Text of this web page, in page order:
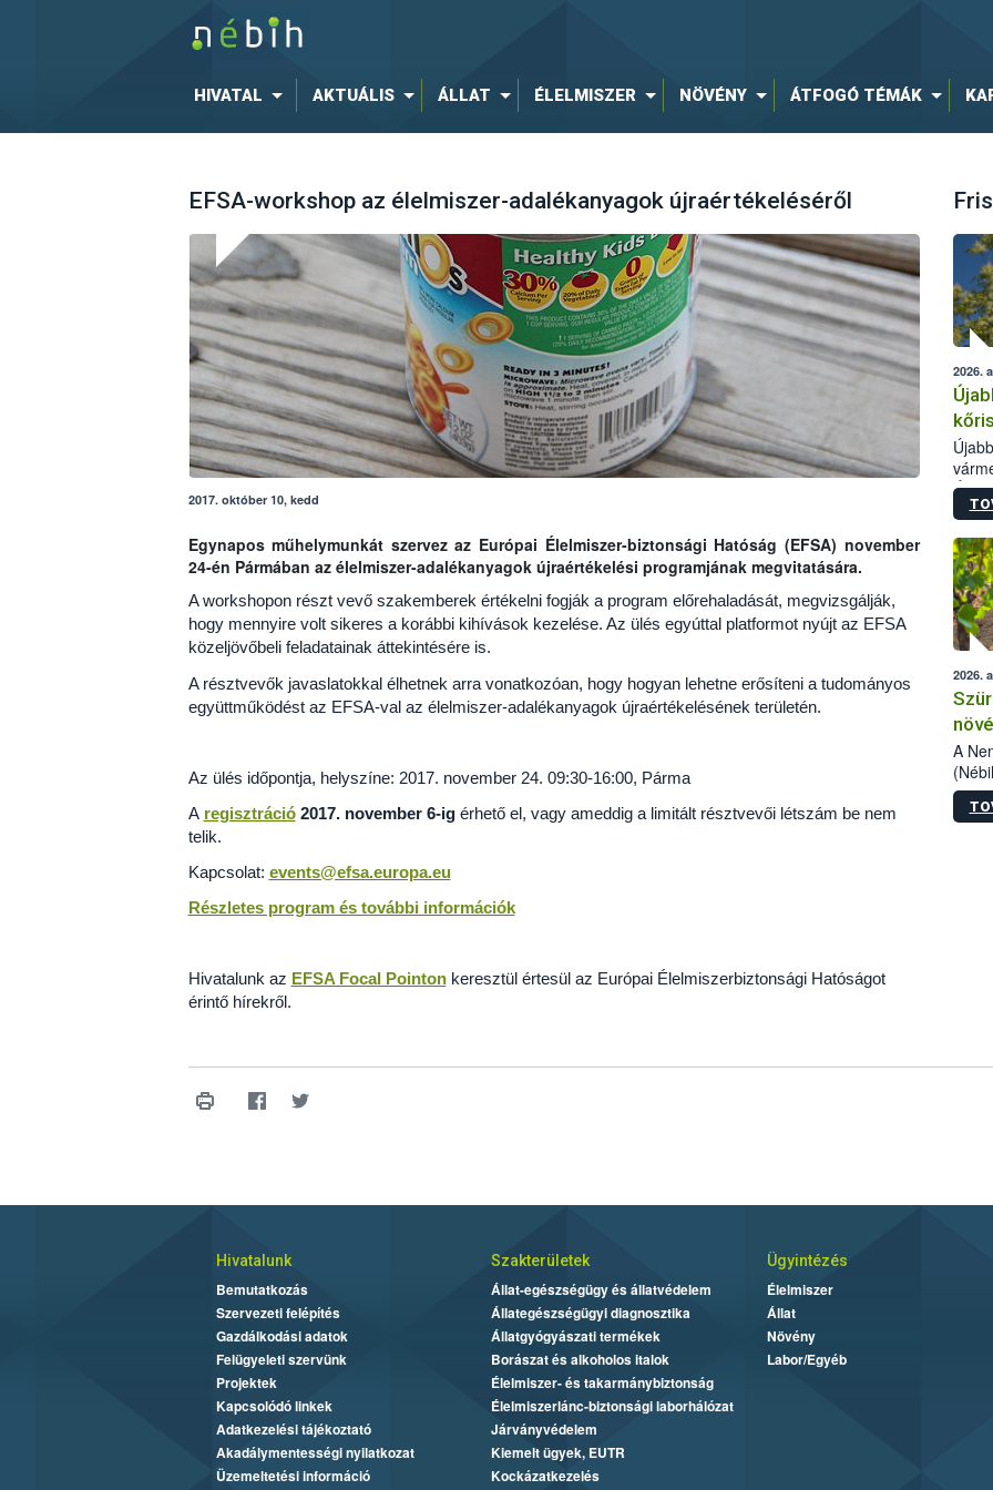
HIVATAL AKTUÁLIS ÁLLAT ÉLELMISZER NÖVÉNY ÁTFOGÓ TÉMÁK
EFSA-workshop az élelmiszer-adalékanyagok újraértékeléséről
2017. október 10, kedd
Egynapos műhelymunkát szervez az Európai Élelmiszer-biztonsági Hatóság (EFSA) november
24-én Pármában az élelmiszer-adalékanyagok újraértékelési programjának megvitatására.
A workshopon részt vevő szakemberek értékelni fogják a program előrehaladását, megvizsgálják,
hogy mennyire volt sikeres a korábbi kihívások kezelése. Az ülés egyúttal platformot nyújt az EFSA
közeljövőbeli feladatainak áttekintésére is.
A résztvevők javaslatokkal élhetnek arra vonatkozóan, hogy hogyan lehetne erősíteni a tudományos
együttműködést az EFSA-val az élelmiszer-adalékanyagok újraértékelésének területén.
Az ülés időpontja, helyszíne: 2017. november 24. 09:30-16:00, Párma
A regisztráció2017. november 6-igérhető el, vagy ameddig a limitált résztvevői létszám be nem
telik.
Kapcsolat: events@efsa.europa.eu
Részletes program és további információk
Hivatalunk az EFSA Focal Pointonkeresztül értesül az Európai Élelmiszerbiztonsági Hatóságot
érintő hírekről.
2026.
2026.
A
Hivatalunk
Bemutatkozás
Szervezeti felépítés
Gazdálkodási adatok
Felügyeleti szervünk
Projektek
Kapcsolódó linkek
Adatkezelési tájékoztató
Akadálymentességi nyilatkozat
Üzemeltetési információ
Szakterületek
Állat-egészségügy és állatvédelem
Állategészségügyi diagnosztika
Állatgyógyászati termékek
Borászat és alkoholos italok
Élelmiszer- és takarmánybiztonság
Élelmiszerlánc-biztonsági laborhálózat
Járványvédelem
Kiemelt ügyek, EUTR
Kockázatkezelés
Ügyintézés
Élelmiszer
Állat
Növény
Labor/Egyéb